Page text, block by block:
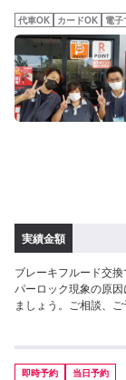
代車OK カードOK 電
実績金額
ブレーキフルード交
パーロック現象の原
ましょう。ご相談、
即時予約 当日予約